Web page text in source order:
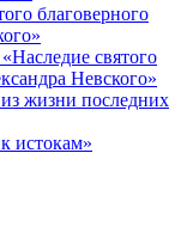
благоверного
святого
Невского»
жизни последних
истокам»